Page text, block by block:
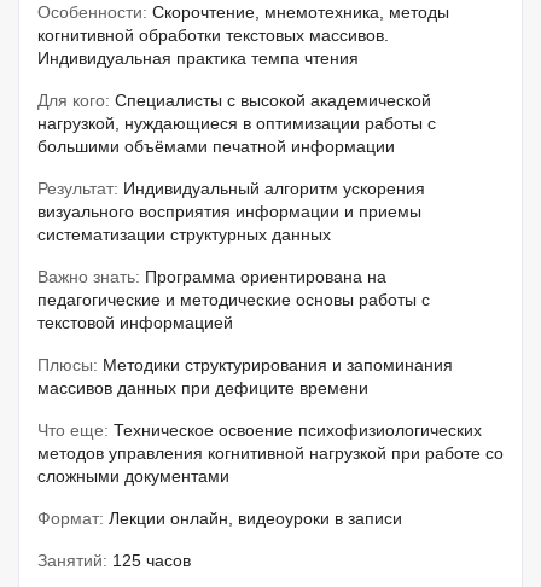
Особенности: Скорочтение, мнемотехника, методы
когнитивной обработки текстовых массивов.
Индивидуальная практика темпа чтения
Для кого: Специалисты с высокой академической
нагрузкой, нуждающиеся в оптимизации работы с
большими объёмами печатной информации
Результат: Индивидуальный алгоритм ускорения
визуального восприятия информации и приемы
систематизации структурных данных
Важно знать: Программа ориентирована на
педагогические и методические основы работы с
текстовой информацией
Плюсы: Методики структурирования и запоминания
массивов данных при дефиците времени
Что еще: Техническое освоение психофизиологических
методов управления когнитивной нагрузкой при работе со
сложными документами
Формат: Лекции онлайн, видеоуроки в записи
Занятий: 125 часов